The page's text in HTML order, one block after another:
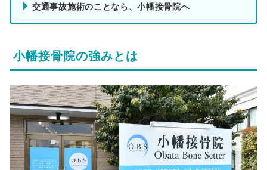
交通事故施術のことなら、小幡接骨院へ
小幡接骨院の強みとは